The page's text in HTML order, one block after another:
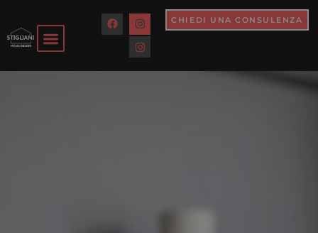
CHIEDI UNA CONSULENZA